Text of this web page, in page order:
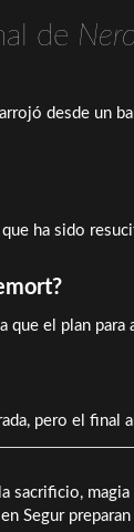
de
desde un
ha sido
el plan
pero el final
sacrificio,
Segur